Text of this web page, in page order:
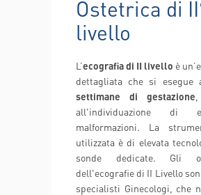
Ostetrica di
livello
L’ecografia di II livello è
dettagliata che si esegue
settimane di gestazione
all'individuazione di
malformazioni. La
utilizzata è di elevata
sonde dedicate. Gli
dell'ecografie di II Livello
specialisti Ginecologi, che